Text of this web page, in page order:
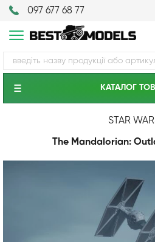
097 677 68 77
КАТАЛОГ
STAR
The Mandalorian: